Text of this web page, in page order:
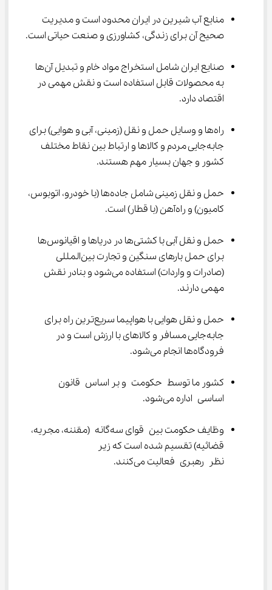
منابع آب شیرین در ایران محدود است و مدیریت
صحیح آن برای زندگی، کشاورزی و صنعت حیاتی است.
صنایع ایران شامل استخراج مواد خام و تبدیل آن‌ها
به محصولات قابل استفاده است و نقش مهمی در
اقتصاد دارد.
راه‌ها و وسایل حمل و نقل (زمینی، آبی و هوایی) برای
جابه‌جایی مردم و کالاها و ارتباط بین نقاط مختلف
کشور و جهان بسیار مهم هستند.
حمل و نقل زمینی شامل جاده‌ها (با خودرو، اتوبوس،
کامیون) و راه‌آهن (با قطار) است.
حمل و نقل آبی با کشتی‌ها در دریاها و اقیانوس‌ها
برای حمل بارهای سنگین و تجارت بین‌المللی
(صادرات و واردات) استفاده می‌شود و بنادر نقش
مهمی دارند.
حمل و نقل هوایی با هواپیما سریع‌ترین راه برای
جابه‌جایی مسافر و کالاهای با ارزش است و در
فرودگاه‌ها انجام می‌شود.
کشور ما توسط حکومت و بر اساس قانون
اساسی اداره می‌شود.
وظایف حکومت بین قوای سه‌گانه (مقننه، مجریه،
قضائیه) تقسیم شده است که زیر
نظر رهبری فعالیت می‌کنند.